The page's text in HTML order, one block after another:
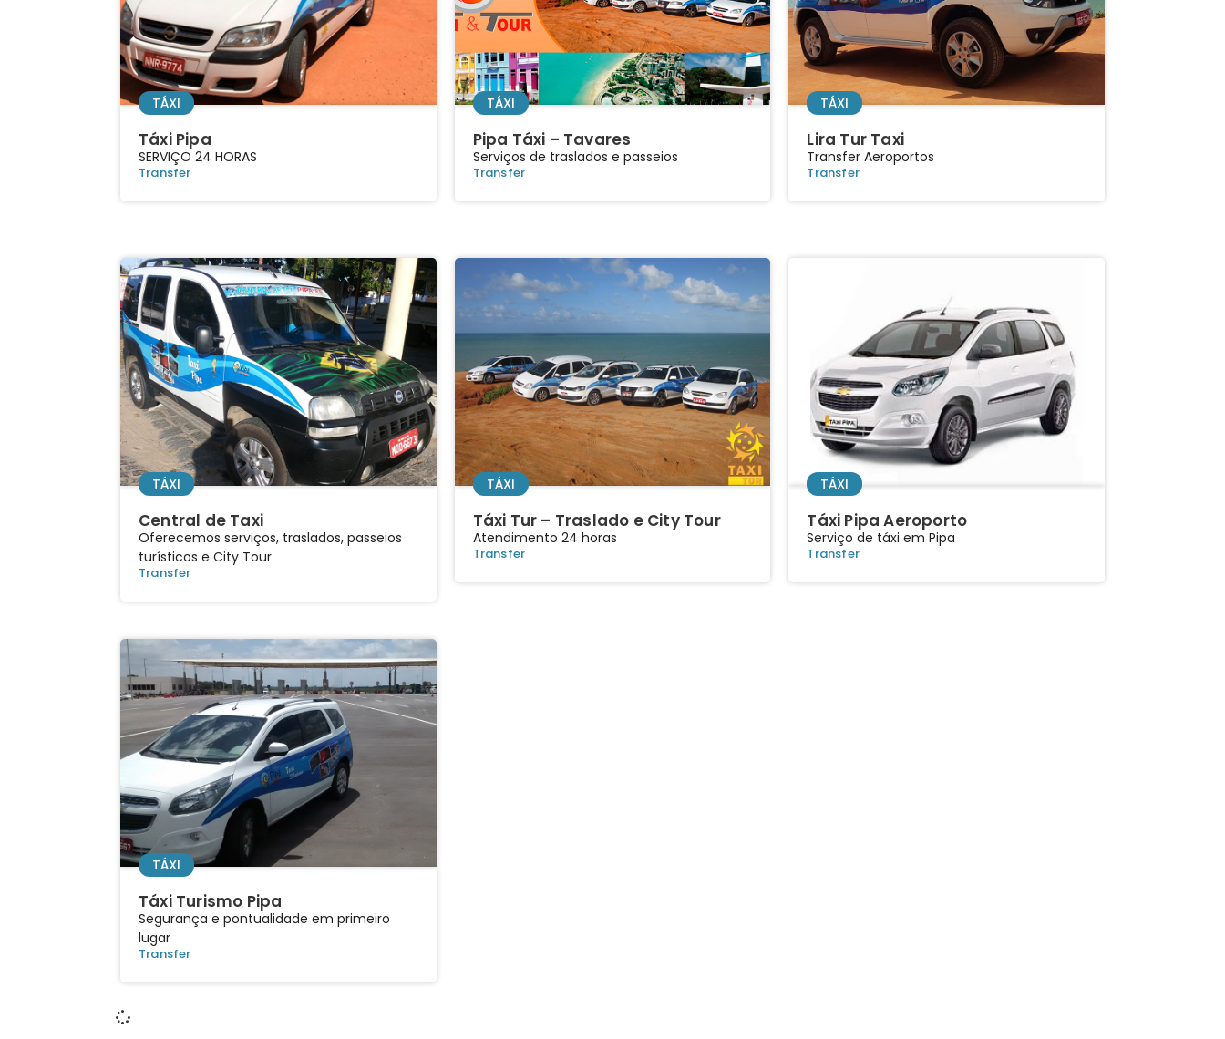
TÁXI
Táxi Pipa
SERVIÇO 24 HORAS
Transfer
TÁXI
Pipa Táxi – Tavares
Serviços de traslados e passeios
Transfer
TÁXI
Lira Tur Taxi
Transfer Aeroportos
Transfer
TÁXI
Central de Taxi
Oferecemos serviços, traslados, passeios
turísticos e City Tour
Transfer
TÁXI
Táxi Tur – Traslado e City Tour
Atendimento 24 horas
Transfer
TÁXI
Táxi Pipa Aeroporto
Serviço de táxi em Pipa
Transfer
TÁXI
Táxi Turismo Pipa
Segurança e pontualidade em primeiro
lugar
Transfer